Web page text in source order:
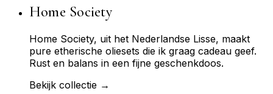
Home Society
Home Society, uit het Nederlandse Lisse, maakt
pure etherische oliesets die ik graag cadeau geef.
Rust en balans in een fijne geschenkdoos.
Bekijk collectie →